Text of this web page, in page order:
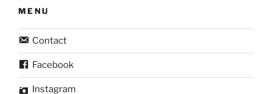
MENU
Contact
Facebook
Instagram